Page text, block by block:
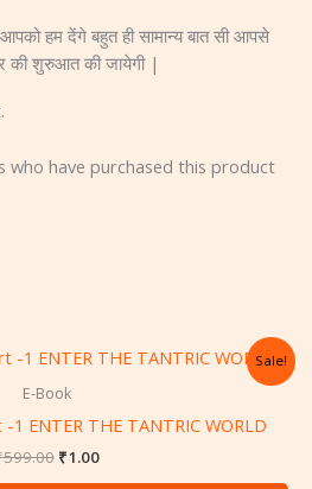
हम देंगे बहुत ही सामान्य बात सी आपसे
की शुरुआत की जायेगी |
who have purchased this product
Sale!
E-Book
ENTER THE TANTRIC WORLD
599.00
Original
was:
₹1.00
Current